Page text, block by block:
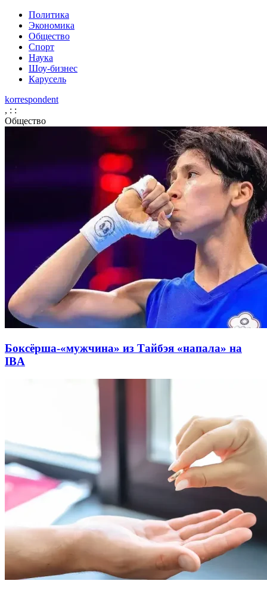
Политика
Экономика
Общество
Спорт
Наука
Шоу-бизнес
Карусель
korrespondent
, : :
Общество
Боксёрша-«мужчина» из Тайбэя «напала» на
IBA